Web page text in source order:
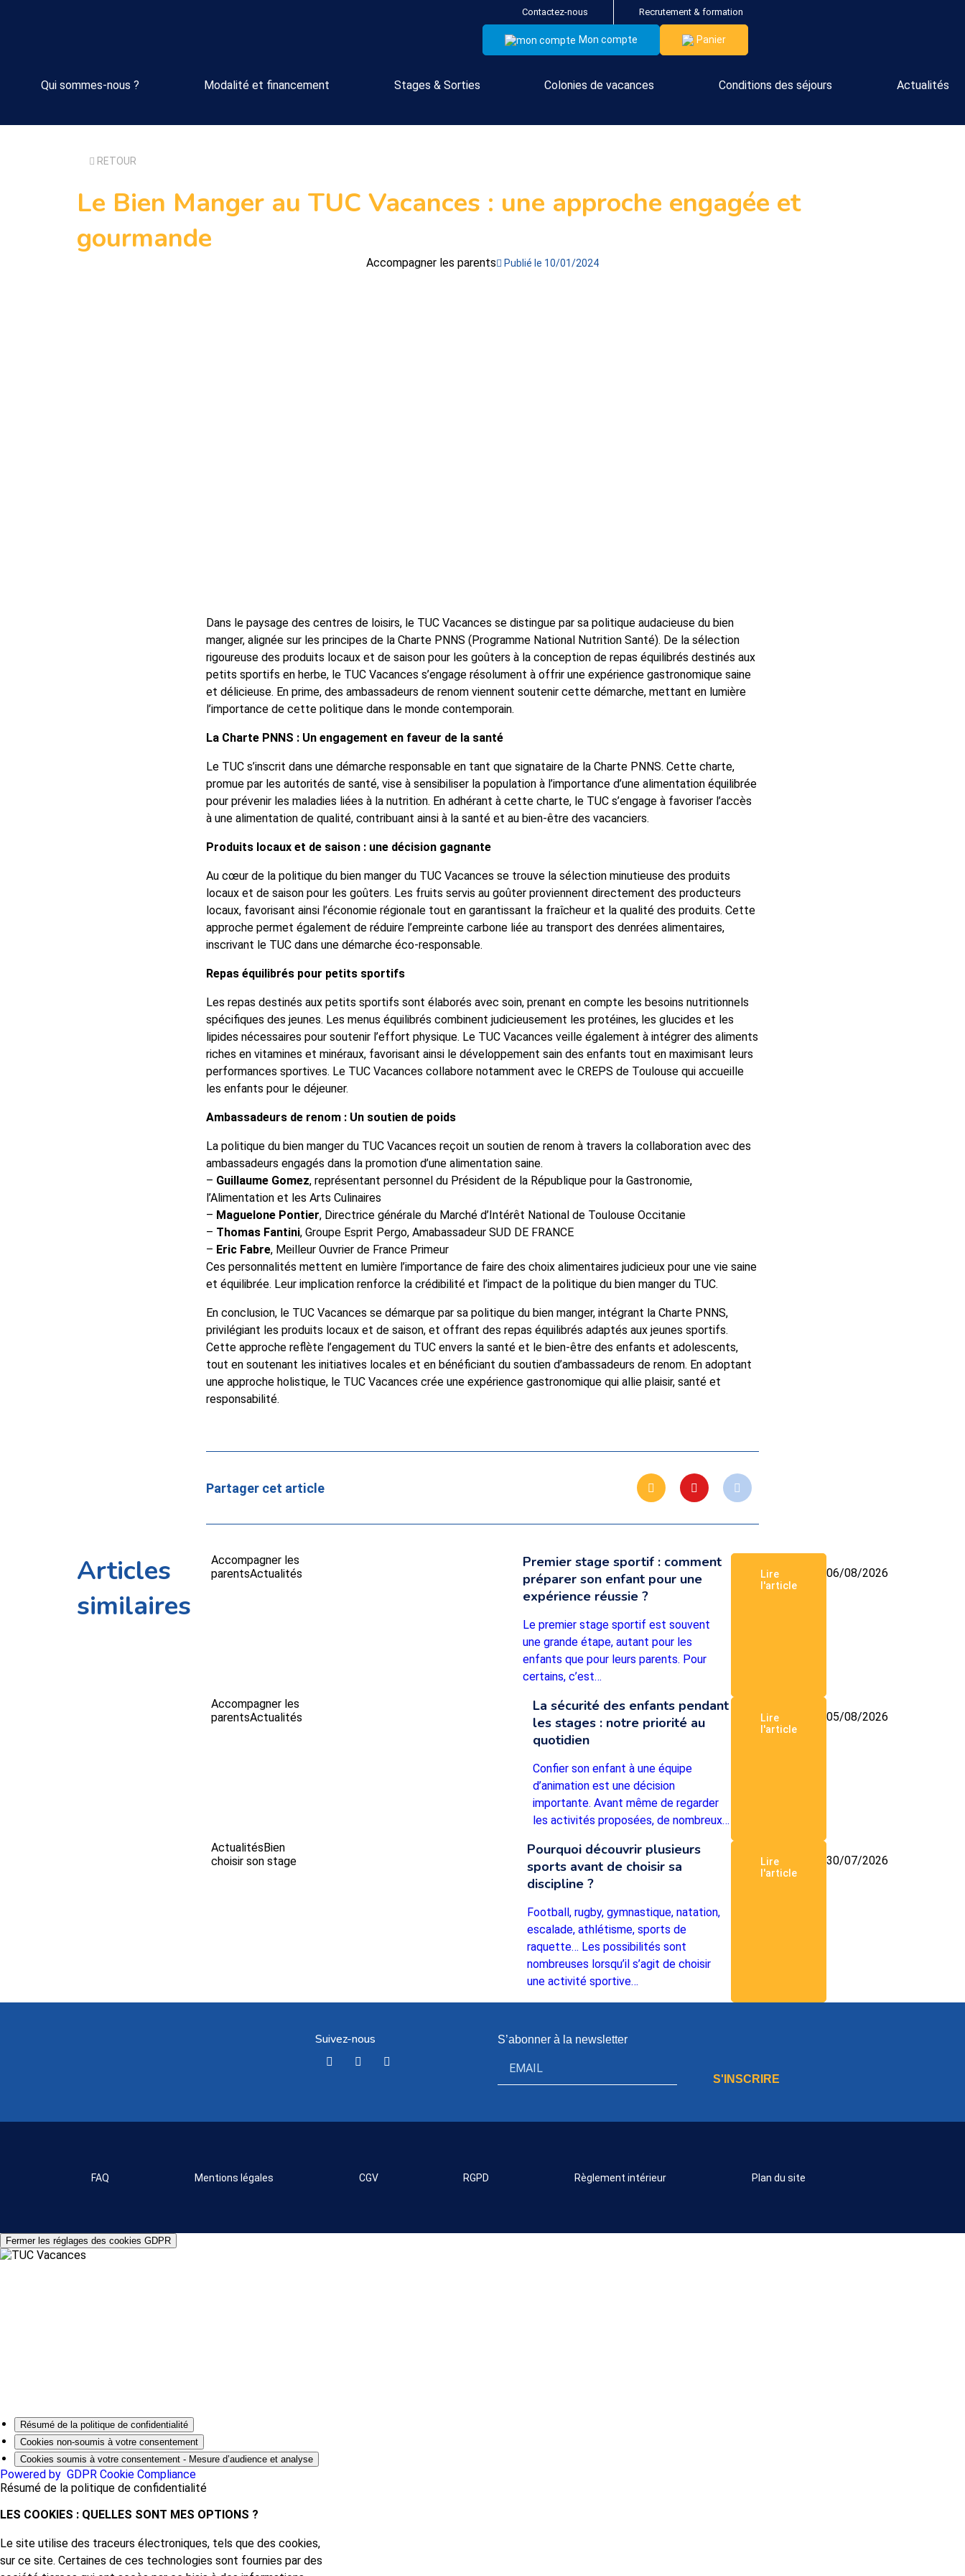
Contactez-nous Recrutement & formation
Mon compte Panier
Qui sommes-nous ? Modalité et financement Stages & Sorties Colonies de vacances Conditions des séjours Actualités
RETOUR
Le Bien Manger au TUC Vacances : une approche engagée et
gourmande
Accompagner les parents Publié le 10/01/2024
Dans le paysage des centres de loisirs, le TUC Vacances se distingue par sa politique audacieuse du bien
manger, alignée sur les principes de la Charte PNNS (Programme National Nutrition Santé). De la sélection
rigoureuse des produits locaux et de saison pour les goûters à la conception de repas équilibrés destinés aux
petits sportifs en herbe, le TUC Vacances s’engage résolument à offrir une expérience gastronomique saine
et délicieuse. En prime, des ambassadeurs de renom viennent soutenir cette démarche, mettant en lumière
l’importance de cette politique dans le monde contemporain.
La Charte PNNS : Un engagement en faveur de la santé
Le TUC s’inscrit dans une démarche responsable en tant que signataire de la Charte PNNS. Cette charte,
promue par les autorités de santé, vise à sensibiliser la population à l’importance d’une alimentation équilibrée
pour prévenir les maladies liées à la nutrition. En adhérant à cette charte, le TUC s’engage à favoriser l’accès
à une alimentation de qualité, contribuant ainsi à la santé et au bien-être des vacanciers.
Produits locaux et de saison : une décision gagnante
Au cœur de la politique du bien manger du TUC Vacances se trouve la sélection minutieuse des produits
locaux et de saison pour les goûters. Les fruits servis au goûter proviennent directement des producteurs
locaux, favorisant ainsi l’économie régionale tout en garantissant la fraîcheur et la qualité des produits. Cette
approche permet également de réduire l’empreinte carbone liée au transport des denrées alimentaires,
inscrivant le TUC dans une démarche éco-responsable.
Repas équilibrés pour petits sportifs
Les repas destinés aux petits sportifs sont élaborés avec soin, prenant en compte les besoins nutritionnels
spécifiques des jeunes. Les menus équilibrés combinent judicieusement les protéines, les glucides et les
lipides nécessaires pour soutenir l’effort physique. Le TUC Vacances veille également à intégrer des aliments
riches en vitamines et minéraux, favorisant ainsi le développement sain des enfants tout en maximisant leurs
performances sportives. Le TUC Vacances collabore notamment avec le CREPS de Toulouse qui accueille
les enfants pour le déjeuner.
Ambassadeurs de renom : Un soutien de poids
La politique du bien manger du TUC Vacances reçoit un soutien de renom à travers la collaboration avec des
ambassadeurs engagés dans la promotion d’une alimentation saine.
– Guillaume Gomez, représentant personnel du Président de la République pour la Gastronomie,
l’Alimentation et les Arts Culinaires
– Maguelone Pontier, Directrice générale du Marché d’Intérêt National de Toulouse Occitanie
– Thomas Fantini, Groupe Esprit Pergo, Amabassadeur SUD DE FRANCE
– Eric Fabre, Meilleur Ouvrier de France Primeur
Ces personnalités mettent en lumière l’importance de faire des choix alimentaires judicieux pour une vie saine
et équilibrée. Leur implication renforce la crédibilité et l’impact de la politique du bien manger du TUC.
En conclusion, le TUC Vacances se démarque par sa politique du bien manger, intégrant la Charte PNNS,
privilégiant les produits locaux et de saison, et offrant des repas équilibrés adaptés aux jeunes sportifs.
Cette approche reflète l’engagement du TUC envers la santé et le bien-être des enfants et adolescents,
tout en soutenant les initiatives locales et en bénéficiant du soutien d’ambassadeurs de renom. En adoptant
une approche holistique, le TUC Vacances crée une expérience gastronomique qui allie plaisir, santé et
responsabilité.
Partager cet article
Articles
similaires
Accompagner les
parentsActualités
Premier stage sportif : comment
préparer son enfant pour une
expérience réussie ?
Le premier stage sportif est souvent
une grande étape, autant pour les
enfants que pour leurs parents. Pour
certains, c’est…
Lire
l'article
06/08/2026
Accompagner les
parentsActualités
La sécurité des enfants pendant
les stages : notre priorité au
quotidien
Confier son enfant à une équipe
d’animation est une décision
importante. Avant même de regarder
les activités proposées, de nombreux…
Lire
l'article
05/08/2026
Actualités Bien
choisir son stage
Pourquoi découvrir plusieurs
sports avant de choisir sa
discipline ?
Football, rugby, gymnastique, natation,
escalade, athlétisme, sports de
raquette… Les possibilités sont
nombreuses lorsqu’il s’agit de choisir
une activité sportive…
Lire
l'article
30/07/2026
Suivez-nous S’abonner à la newsletter
S'INSCRIRE
FAQ Mentions légales CGV RGPD Règlement intérieur Plan du site
Fermer les réglages des cookies GDPR
Résumé de la politique de confidentialité
Cookies non-soumis à votre consentement
Cookies soumis à votre consentement - Mesure d’audience et analyse
Powered by GDPR Cookie Compliance
Résumé de la politique de confidentialité
LES COOKIES : QUELLES SONT MES OPTIONS ?
Le site utilise des traceurs électroniques, tels que des cookies,
sur ce site. Certaines de ces technologies sont fournies par des